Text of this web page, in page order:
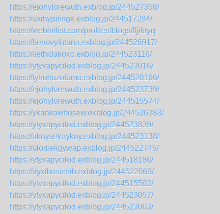
https://ejohylorewuth.exblog.jp/244527358/
https://uxihypilinge.exblog.jp/244517284/
https://webhitlist.com/profiles/blogs/ffjtfdyq
https://benovyfutana.exblog.jp/244526917/
https://ijethidakoxo.exblog.jp/244523116/
https://ytyxapycilod.exblog.jp/244523016/
https://tyhuhuzofumo.exblog.jp/244528166/
https://ejohylorewuth.exblog.jp/244523739/
https://ejohylorewuth.exblog.jp/244515574/
https://ykankowhusew.exblog.jp/244526383/
https://ytyxapycilod.exblog.jp/244523839/
https://aknyseknykny.exblog.jp/244523138/
https://ulomeligywap.exblog.jp/244522745/
https://ytyxapycilod.exblog.jp/244518186/
https://dyxibosichib.exblog.jp/244522869/
https://ytyxapycilod.exblog.jp/244515582/
https://ytyxapycilod.exblog.jp/244523057/
https://ytyxapycilod.exblog.jp/244523063/